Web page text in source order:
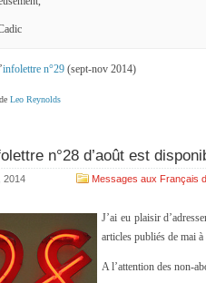
infolettre n°29 (sept-nov 2014)
Leo Reynolds
n°28 d’août est
2014 Messages aux Français
J’ai eu plaisir
articles publiés de mai
A l’attention des non-